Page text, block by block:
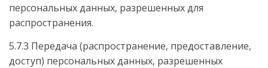
персональных данных, разрешенных для
распространения.
5.7.3 Передача (распространение, предоставление,
доступ) персональных данных, разрешенных